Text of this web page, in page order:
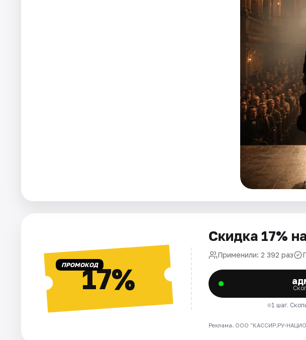
ПРОМОКОД17%
Скидка 17%
Применили: 2 392 раз
1 шаг.
Реклама. ООО "КАССИР.РУ-